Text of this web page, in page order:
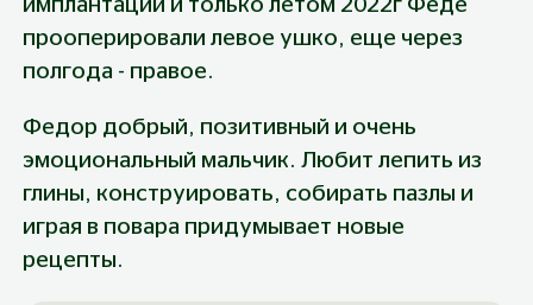
имплантации и только летом 2022г Феде
прооперировали левое ушко, еще через
полгода - правое.
Федор добрый, позитивный и очень
эмоциональный мальчик. Любит лепить из
глины, конструировать, собирать пазлы и
играя в повара придумывает новые
рецепты.